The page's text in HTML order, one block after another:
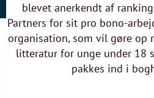
blevet anerkendt af
Partners for sit pro bono-
organisation, som vil gøre op
litteratur for unge under 18
pakkes ind i